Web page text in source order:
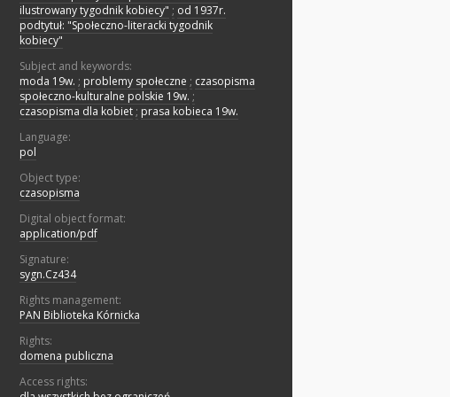
ilustrowany tygodnik kobiecy" ; od 1937r.
podtytuł: "Społeczno-literacki tygodnik
kobiecy"
Subject and keywords:
moda 19w. ; problemy społeczne ; czasopisma
społeczno-kulturalne polskie 19w. ;
czasopisma dla kobiet ; prasa kobieca 19w.
Language:
pol
Object type:
czasopisma
Digital object format:
application/pdf
Signature:
sygn.Cz434
Rights management:
PAN Biblioteka Kórnicka
Rights:
domena publiczna
Access rights: